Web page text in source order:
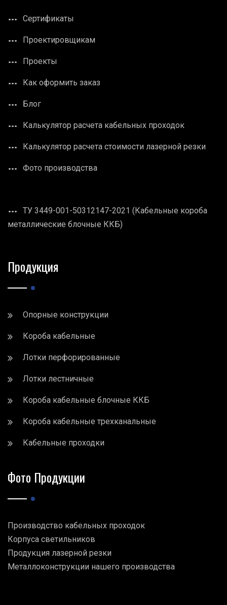
Сертификаты
Проектировщикам
Проекты
Как оформить заказ
Блог
Калькулятор расчета кабельных проходок
Калькулятор расчета стоимости лазерной резки
Фото производства
ТУ 3449-001-50312147-2021 (Кабельные короба
металлические блочные ККБ)
Продукция
Опорные конструкции
Короба кабельные
Лотки перфорированные
Лотки лестничные
Короба кабельные блочные ККБ
Короба кабельные трехканальные
Кабельные проходки
Фото Продукции
Производство кабельных проходок
Корпуса светильников
Продукция лазерной резки
Металлоконструкции нашего производства